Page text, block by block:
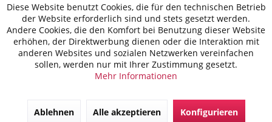
Diese Website benutzt Cookies, die für den technischen Betrieb
der Website erforderlich sind und stets gesetzt werden.
Andere Cookies, die den Komfort bei Benutzung dieser Website
erhöhen, der Direktwerbung dienen oder die Interaktion mit
anderen Websites und sozialen Netzwerken vereinfachen
sollen, werden nur mit Ihrer Zustimmung gesetzt.
Mehr Informationen
Ablehnen Alle akzeptieren Konfigurieren